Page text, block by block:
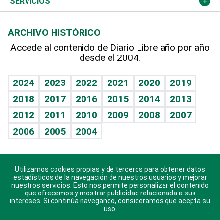
Hablando con el pediatra
Vida y familia
Eñe
Celebrando la vida
Sin complejos
En pocas palabras
Escuchando al corazón
Economía Personal
TBT Deportivo
Más firmas
Hecho en casa
Guía del dinero
Cumpleaños
Horóscopos
Crucigramas
ARCHIVO HISTÓRICO
Accede al contenido de Diario Libre año por año
desde el 2004.
2024 2023 2022 2021 2020
2019
2018
2017 2016 2015 2014
2013
2012
2011 2010 2009 2008
2007
2006
2005 2004
Descarga nuestras aplicaciones para Android, iOS y
sistema Huawei.
Utilizamos cookies propias y de terceros para obtener datos
estadísticos de la navegación de nuestros usuarios y mejorar
nuestros servicios. Esto nos permite personalizar el contenido
que ofrecemos y mostrar publicidad relacionada a sus
intereses. Si continúa navegando, consideramos que acepta su
uso.